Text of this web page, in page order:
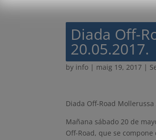
Diada Off-
20.05.2017.
by info | maig 19, 2017 |
Diada Off-Road
Mañana sábado 20 de
Off-Road, que se